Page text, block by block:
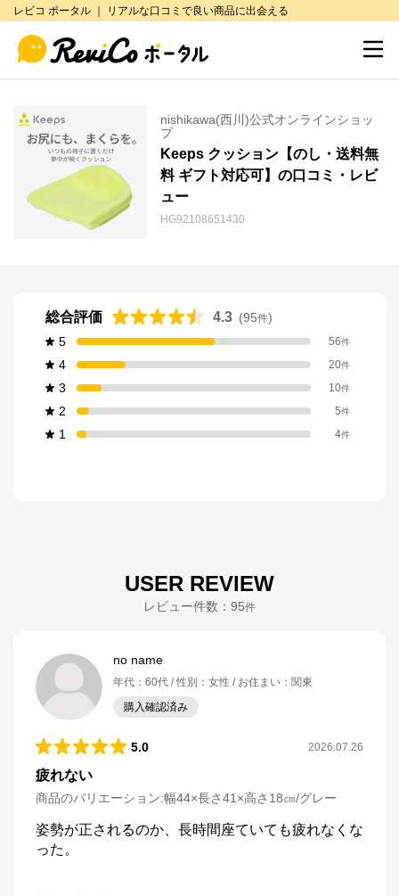
レビコ ポータル ｜ リアルな口コミで良い商品に出会える
nishikawa(西川)公式オンラインショッ
プ
Keeps クッション【のし・送料無
料 ギフト対応可】の口コミ・レビ
ュー
HG92108651430
総合評価 4.3 (95件)
5
56件
4 20件
3 10件
2 5件
1 4件
USER REVIEW
レビュー件数： 95件
no name
年代 ： 60代 性別 ： 女性 お住まい ： 関東
購入確認済み
5.0 2026.07.26
疲れない
商品のバリエーション:幅44×長さ41×高さ18㎝/グレー
姿勢が正されるのか、長時間座ていても疲れなくな
った。